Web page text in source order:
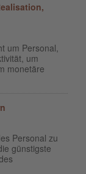
um Personal,
um
monetäre
Personal zu
günstigste